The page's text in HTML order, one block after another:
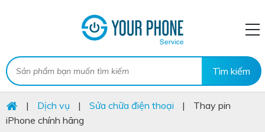
| Dịch vụ | Sửa chữa điện thoại |
Thay pin
iPhone chính hãng